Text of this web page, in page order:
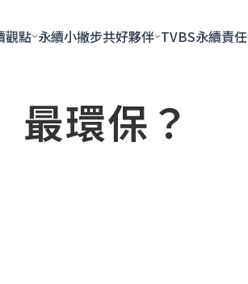
觀點 永續小撇步共好夥伴 TVBS永續責任
共好社會 永續加 一步一腳印
續企業 永續城市 團體與個人
永續影響力報告 永續e指南
最環保？